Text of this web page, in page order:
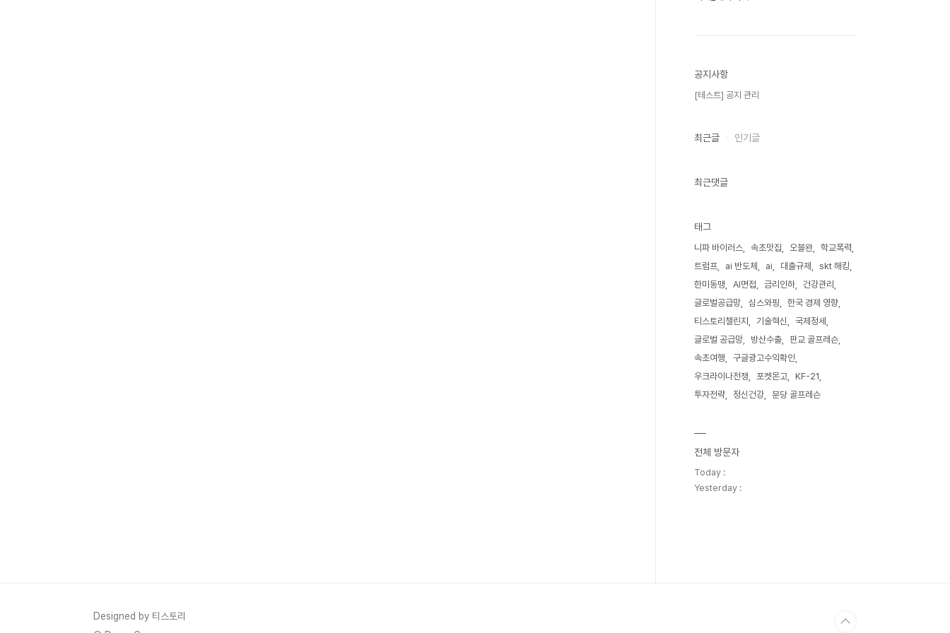
공지사항
[테스트] 공지 관리
최근글 인기글
최근댓글
태그
니파 바이러스 속초맛집 오블완
학교폭력
트럼프
ai 반도체 ai 대출규제
skt 해킹
한미동맹
AI면접 금리인하
건강관리
글로벌공급망
심스와핑
한국 경제 영향
티스토리챌린지
기술혁신
국제정세
글로벌 공급망
방산수출
판교 골프레슨
속초여행
구글광고수익확인
우크라이나전쟁
포켓몬고
KF-21
투자전략
정신건강 분당 골프레슨
전체 방문자
Today :
Yesterday :
Designed by 티스토리